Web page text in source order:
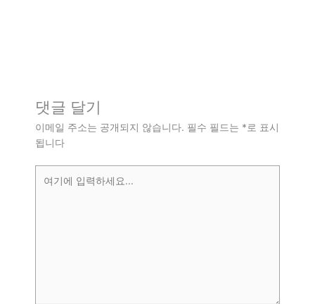
댓글 달기
이메일 주소는 공개되지 않습니다. 필수 필드는 *로 표시
됩니다